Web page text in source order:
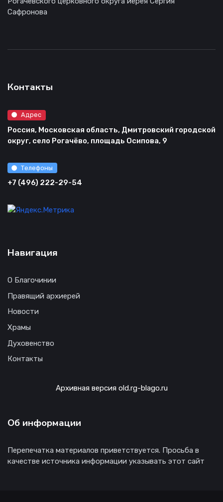
Сафронова
Контакты
Адрес
Россия, Московская область, Дмитровский городской
округ, село Рогачёво, площадь Осипова, 9
Телефоны
+7 (496) 222-29-54
Навигация
О Благочинии
Правящий архиерей
Новости
Храмы
Духовенство
Контакты
Архивная версия old.rg-blago.ru
Об информации
Перепечатка материалов приветствуется. Просьба в
качестве источника информации указывать этот сайт